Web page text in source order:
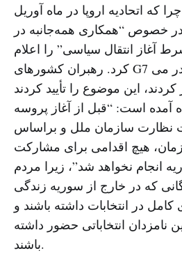
که اتحادیه اروپا در ماه آوریل
خصوص “همکاری همه‌جانبه در
آغاز انتقال سیاسی” را اعلام
کرد. رهبران کشورهای G7 نیز در بیانیه‌ای که در می
آمده است: “قبل از آغاز پروسه
نظارت سازمان ملل و براساس
این سازمان، هیچ اقدامی برای مشارکت
انجام نخواهد شد”، زیرا مردم
که در خارج از سوریه زندگی
کامل در انتخابات داشته باشند و
نامزدان انتخاباتی حضور داشته
باشند.